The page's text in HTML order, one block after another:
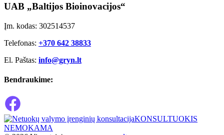
UAB „Baltijos Bioinovacijos“
Įm. kodas: 302514537
Telefonas: +370 642 38833
El. Paštas: info@gryn.lt
Bendraukime:
KONSULTUOKIS
NEMOKAMA